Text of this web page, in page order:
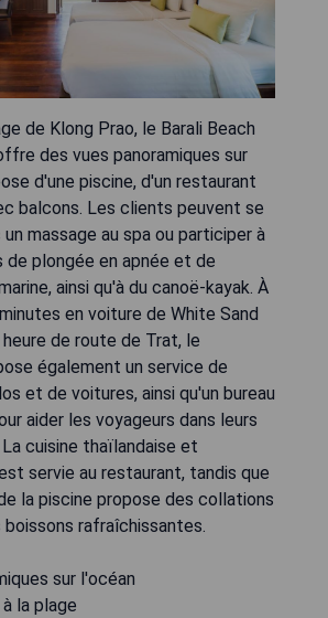
de Klong Prao, le Barali Beach
des vues panoramiques sur
d'une piscine, d'un restaurant
balcons. Les clients peuvent se
massage au spa ou participer à
de plongée en apnée et de
ainsi qu'à du canoë-kayak. À
en voiture de White Sand
heure de route de Trat, le
également un service de
et de voitures, ainsi qu'un bureau
aider les voyageurs dans leurs
cuisine thaïlandaise et
servie au restaurant, tandis que
la piscine propose des collations
rafraîchissantes.
sur l'océan
la plage